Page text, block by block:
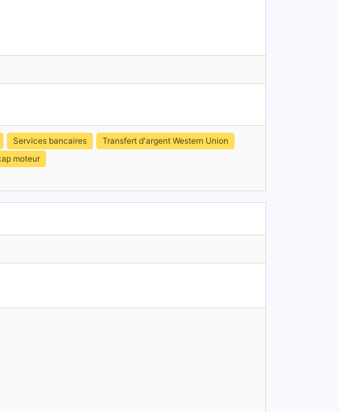
Services bancaires
Transfert d'argent Western Union
moteur